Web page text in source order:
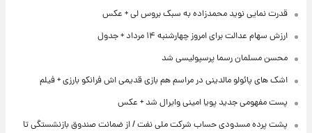
قدرت نمایی نوید محمدزاده به سبک بروس لی + عکس
ارزش سهام عدالت برای امروز چهارشنبه ۱۴ مرداد + جدول
محسن مسلمان رسما پرسپولیسی شد
اشک های پائولو مالدینی در مراسم هم بازی قدیمی اش فرانکو بارزی + فیلم
پست مفهومی جدید پویا امینی وایرال شد + عکس
پشت پرده‌ مسدودی حساب شرکت ملی نفت / از ضمانت صندوق بازنشستگی تا